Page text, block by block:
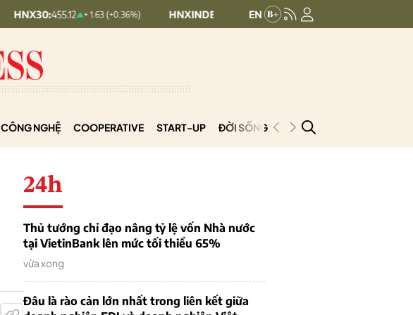
455.12 + 1.63 (+0.36%) HNXINDEX:293.44 + 0.25 (+0.09%) UPCOMINDEX:
CÔNG NGHỆ COOPERATIVE START-UP ĐỜI SỐNG PODCAST
24h
Thủ tướng chỉ đạo nâng tỷ lệ vốn Nhà nước
tại VietinBank lên mức tối thiểu 65%
vừa xong
Đâu là rào cản lớn nhất trong liên kết giữa